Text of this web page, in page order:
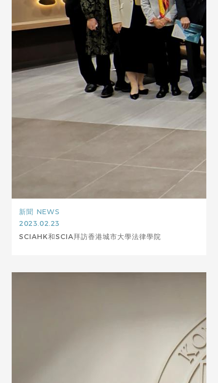
新聞 NEWS
2023.02.23
SCIAHK和SCIA拜訪香港城市大學法律學院